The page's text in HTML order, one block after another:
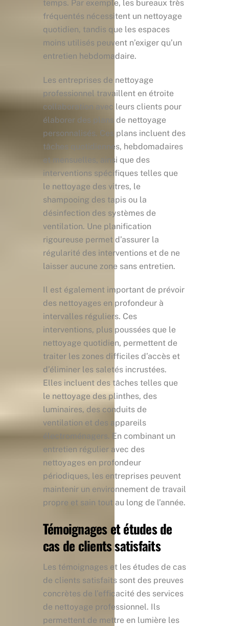
temps. Par exemple, les bureaux très
fréquentés nécessitent un nettoyage
quotidien, tandis que les espaces
moins utilisés peuvent n’exiger qu’un
entretien hebdomadaire.
Les entreprises de nettoyage
professionnel travaillent en étroite
collaboration avec leurs clients pour
élaborer des plans de nettoyage
personnalisés. Ces plans incluent des
tâches quotidiennes, hebdomadaires
et mensuelles, ainsi que des
interventions spécifiques telles que
le nettoyage des vitres, le
shampooing des tapis ou la
désinfection des systèmes de
ventilation. Une planification
rigoureuse permet d’assurer la
régularité des interventions et de ne
laisser aucune zone sans entretien.
Il est également important de prévoir
des nettoyages en profondeur à
intervalles réguliers. Ces
interventions, plus poussées que le
nettoyage quotidien, permettent de
traiter les zones difficiles d’accès et
d’éliminer les saletés incrustées.
Elles incluent des tâches telles que
le nettoyage des plinthes, des
luminaires, des conduits de
ventilation et des appareils
électroménagers. En combinant un
entretien régulier avec des
nettoyages en profondeur
périodiques, les entreprises peuvent
maintenir un environnement de travail
propre et sain tout au long de l’année.
Témoignages et études de
cas de clients satisfaits
Les témoignages et les études de cas
de clients satisfaits sont des preuves
concrètes de l’efficacité des services
de nettoyage professionnel. Ils
permettent de mettre en lumière les